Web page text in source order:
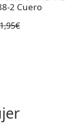
2 Cuero